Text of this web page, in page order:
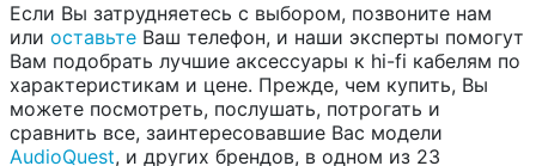
Если Вы затрудняетесь с выбором, позвоните нам
или оставьте Ваш телефон, и наши эксперты помогут
Вам подобрать лучшие аксессуары к hi-fi кабелям по
характеристикам и цене. Прежде, чем купить, Вы
можете посмотреть, послушать, потрогать и
сравнить все, заинтересовавшие Вас модели
AudioQuest, и других брендов, в одном из 23